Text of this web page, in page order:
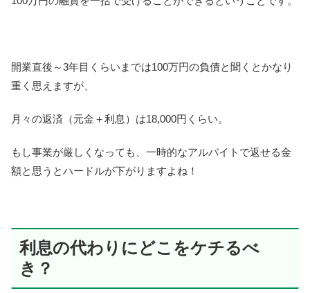
開業直後～3年目くらいまでは100万円の負債と聞くとかなり
重く思えますが、
月々の返済（元金＋利息）は18,000円くらい。
もし事業が厳しくなっても、一時的なアルバイトで返せる金
額と思うとハードルが下がりますよね！
利息の代わりにどこをケチるべ
き？